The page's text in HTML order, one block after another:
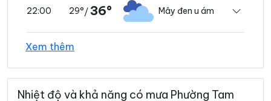
22:00 29°/ 36° Mây đen u ám
23:00 28°
Xem thêm
Nhiệt độ và khả năng có mưa Phường Tam